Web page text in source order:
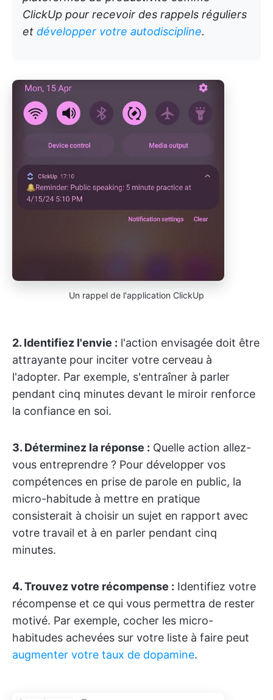
ClickUp pour recevoir des rappels réguliers
et développer votre autodiscipline.
Un rappel de l'application ClickUp
2. Identifiez l'envie : l'action envisagée doit être
attrayante pour inciter votre cerveau à
l'adopter. Par exemple, s'entraîner à parler
pendant cinq minutes devant le miroir renforce
la confiance en soi.
3. Déterminez la réponse : Quelle action allez-
vous entreprendre ? Pour développer vos
compétences en prise de parole en public, la
micro-habitude à mettre en pratique
consisterait à choisir un sujet en rapport avec
votre travail et à en parler pendant cinq
minutes.
4. Trouvez votre récompense : Identifiez votre
récompense et ce qui vous permettra de rester
motivé. Par exemple, cocher les micro-
habitudes achevées sur votre liste à faire peut
augmenter votre taux de dopamine.